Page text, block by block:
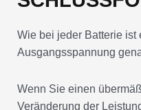
Ausgangsspannung
Veränderung der